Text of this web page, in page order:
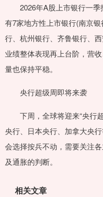
2026年A股上市银行一季
有7家地方性上市银行(南京
行、杭州银行、齐鲁银行、
业绩整体表现再上台阶，营
量也保持平稳。
央行超级周即将来袭
下周，全球将迎来“央行超
央行、日本央行、加拿大央
会选择按兵不动，需要关注
及通胀的判断。
相关文章